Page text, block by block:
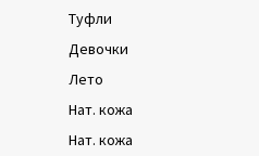
Туфли
Девочки
Лето
Нат. кожа
Нат. кожа